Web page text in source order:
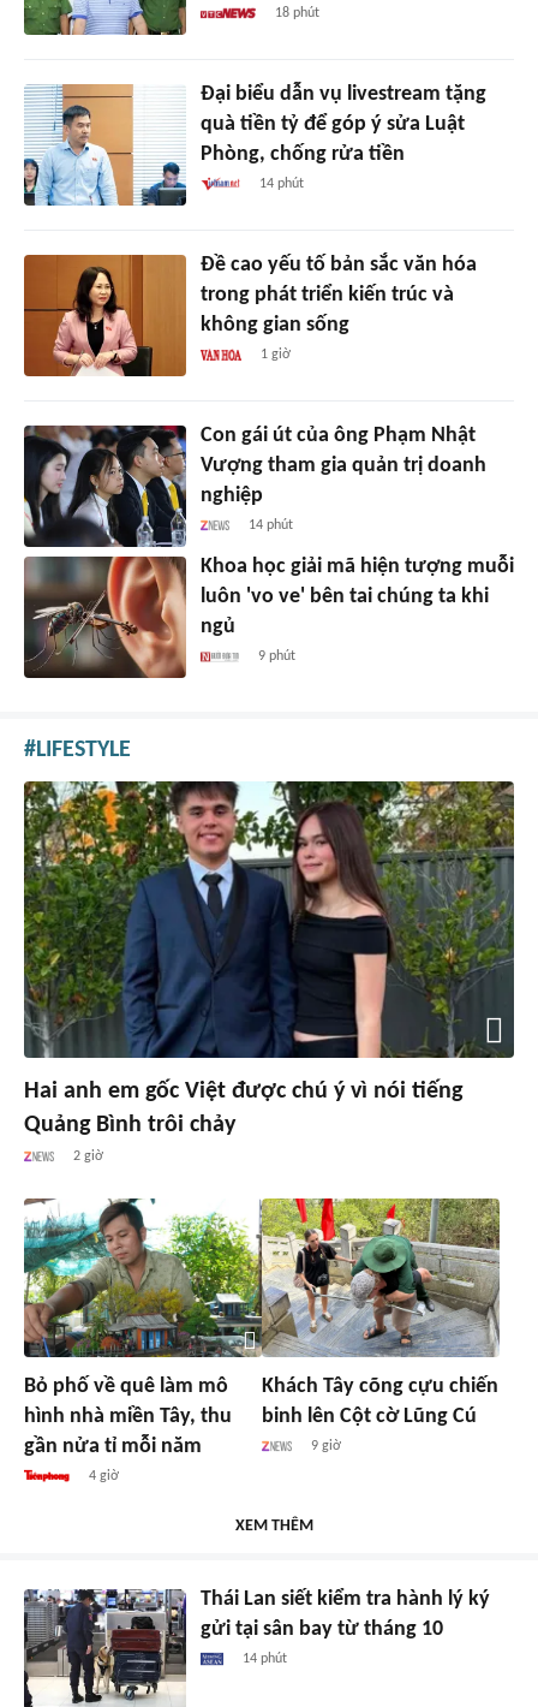
18 phút
Đại biểu dẫn vụ livestream tặng
quà tiền tỷ để góp ý sửa Luật
Phòng, chống rửa tiền
14 phút
Đề cao yếu tố bản sắc văn hóa
trong phát triển kiến trúc và
không gian sống
1 giờ
Con gái út của ông Phạm Nhật
Vượng tham gia quản trị doanh
nghiệp
14 phút
Khoa học giải mã hiện tượng muỗi
luôn 'vo ve' bên tai chúng ta khi
ngủ
9 phút
LIFESTYLE
Hai anh em gốc Việt được chú ý vì nói tiếng
Quảng Bình trôi chảy
2 giờ
Bỏ phố về quê làm mô
hình nhà miền Tây, thu
gần nửa tỉ mỗi năm
4 giờ
Khách Tây cõng cựu chiến
binh lên Cột cờ Lũng Cú
9 giờ
XEM THÊM
Thái Lan siết kiểm tra hành lý ký
gửi tại sân bay từ tháng 10
14 phút